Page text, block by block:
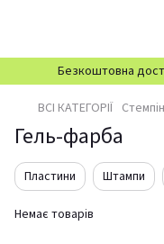
Безкоштовна
ВСІ КАТЕГОРІЇ
Гель-фарба
Пластини Штампи
Немає товарів